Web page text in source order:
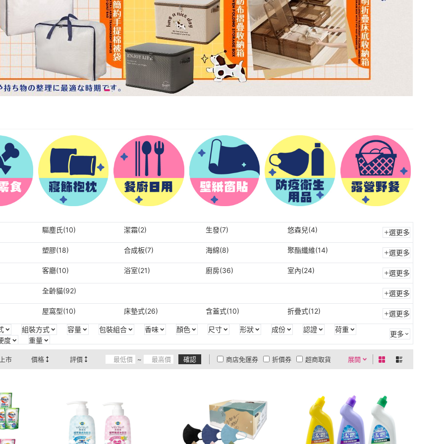
驅塵氏(10) 潔霜(2) 生發(7) 悠森兒(4) 選更多
塑膠(18) 合成板(7) 海綿(8) 聚酯纖維(14) 選更多
客廳(10) 浴室(21) 廚房(36) 室內(24) 選更多
全齡貓(92) 選更多
屋窩型(10) 床墊式(26) 含蓋式(10) 折疊式(12)
選更多
組裝方式 容量 包裝組合 香味 顏色 尺寸 形狀 成份 認證
荷重
度
重量
更多
市 價格 評價 ~ 確認 展開
折價券
有影片
商品有量
超商取貨
商店免運券
0利率
2
及以上